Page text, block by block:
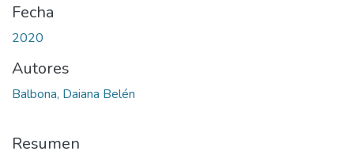
Fecha
2020
Autores
Balbona, Daiana Belén
Resumen